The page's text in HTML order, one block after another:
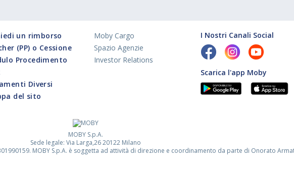
un rimborso
(PP) o Cessione
Procedimento
Diversi
del sito
Moby Cargo
Spazio Agenzie
Investor Relations
I Nostri Canali Social
Scarica l'app Moby
MOBY S.p.A.
Sede legale: Via Larga,26 20122 Milano
MOBY S.p.A. è soggetta ad attività di direzione e coordinamento da parte di Onorato